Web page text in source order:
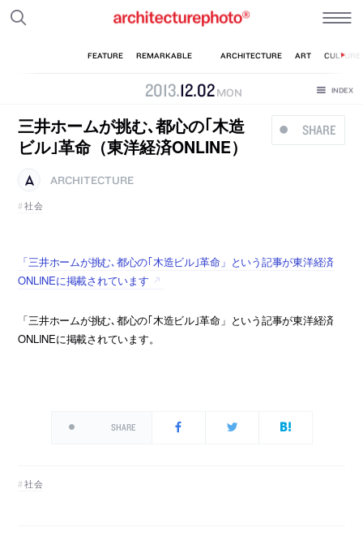
2013.12.02 MON
SHARE
三井ホームが挑む､都心の｢木造
ビル｣革命（東洋経済ONLINE）
ARCHITECTURE
社会
「三井ホームが挑む､都心の｢木造ビル｣革命」という記事が東洋経済
ONLINEに掲載されています
「三井ホームが挑む､都心の｢木造ビル｣革命」という記事が東洋経済
ONLINEに掲載されています。
SHARE
社会